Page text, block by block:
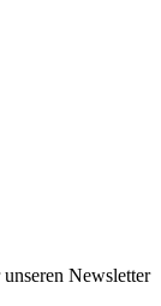
Newsletter